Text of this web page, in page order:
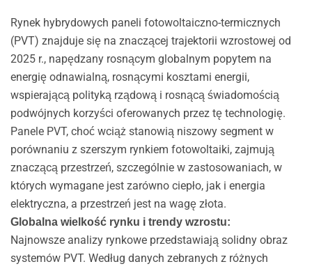
Rynek hybrydowych paneli fotowoltaiczno-termicznych
(PVT) znajduje się na znaczącej trajektorii wzrostowej od
2025 r., napędzany rosnącym globalnym popytem na
energię odnawialną, rosnącymi kosztami energii,
wspierającą polityką rządową i rosnącą świadomością
podwójnych korzyści oferowanych przez tę technologię.
Panele PVT, choć wciąż stanowią niszowy segment w
porównaniu z szerszym rynkiem fotowoltaiki, zajmują
znaczącą przestrzeń, szczególnie w zastosowaniach, w
których wymagane jest zarówno ciepło, jak i energia
elektryczna, a przestrzeń jest na wagę złota.
Globalna wielkość rynku i trendy wzrostu:
Najnowsze analizy rynkowe przedstawiają solidny obraz
systemów PVT. Według danych zebranych z różnych